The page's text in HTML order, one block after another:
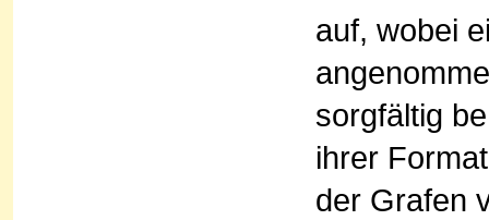
auf, wobei
sorgfältig
ihrer
der Grafen